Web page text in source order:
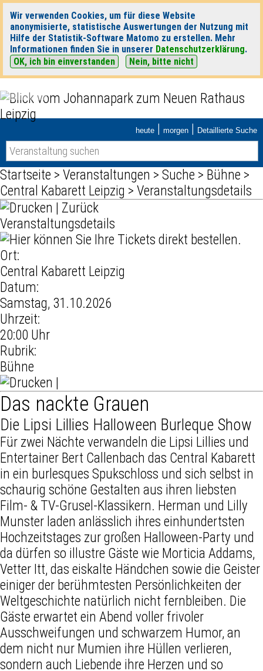
Wir verwenden Cookies, um für diese Website
anonymisierte, statistische Auswertungen der Nutzung mit
Hilfe der Statistik-Software Matomo zu erstellen. Mehr
Informationen finden Sie in unserer Datenschutzerklärung.
OK, ich bin einverstanden
Nein, bitte nicht
heute | morgen | Detaillierte Suche
Startseite > Veranstaltungen > Suche > Bühne >
Central Kabarett Leipzig > Veranstaltungsdetails
Zurück
Veranstaltungsdetails
Ort:
Central Kabarett Leipzig
Datum:
Samstag, 31.10.2026
Uhrzeit:
20:00 Uhr
Rubrik:
Bühne
Das nackte Grauen
Die Lipsi Lillies Halloween Burleque Show
Für zwei Nächte verwandeln die Lipsi Lillies und
Entertainer Bert Callenbach das Central Kabarett
in ein burlesques Spukschloss und sich selbst in
schaurig schöne Gestalten aus ihren liebsten
Film- & TV-Grusel-Klassikern. Herman und Lilly
Munster laden anlässlich ihres einhundertsten
Hochzeitstages zur großen Halloween-Party und
da dürfen so illustre Gäste wie Morticia Addams,
Vetter Itt, das eiskalte Händchen sowie die Geister
einiger der berühmtesten Persönlichkeiten der
Weltgeschichte natürlich nicht fernbleiben. Die
Gäste erwartet ein Abend voller frivoler
Ausschweifungen und schwarzem Humor, an
dem nicht nur Mumien ihre Hüllen verlieren,
sondern auch Liebende ihre Herzen und so